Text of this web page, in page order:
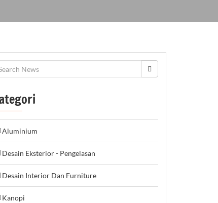
Aluminium
Desain Eksterior - Pengelasan
Desain Interior Dan Furniture
Kanopi